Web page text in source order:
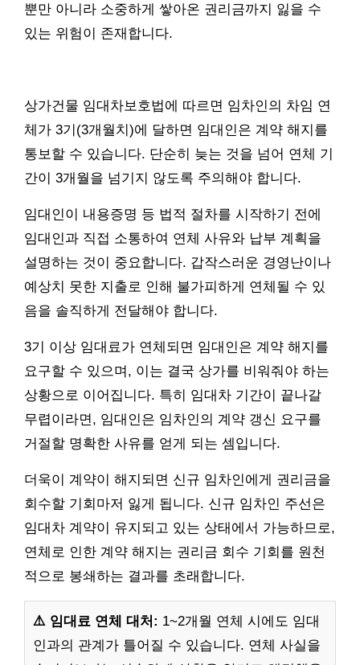
뿐만 아니라 소중하게 쌓아온 권리금까지 잃을 수
있는 위험이 존재합니다.
상가건물 임대차보호법에 따르면 임차인의 차임 연
체가 3기(3개월치)에 달하면 임대인은 계약 해지를
통보할 수 있습니다. 단순히 늦는 것을 넘어 연체 기
간이 3개월을 넘기지 않도록 주의해야 합니다.
임대인이 내용증명 등 법적 절차를 시작하기 전에
임대인과 직접 소통하여 연체 사유와 납부 계획을
설명하는 것이 중요합니다. 갑작스러운 경영난이나
예상치 못한 지출로 인해 불가피하게 연체될 수 있
음을 솔직하게 전달해야 합니다.
3기 이상 임대료가 연체되면 임대인은 계약 해지를
요구할 수 있으며, 이는 결국 상가를 비워줘야 하는
상황으로 이어집니다. 특히 임대차 기간이 끝나갈
무렵이라면, 임대인은 임차인의 계약 갱신 요구를
거절할 명확한 사유를 얻게 되는 셈입니다.
더욱이 계약이 해지되면 신규 임차인에게 권리금을
회수할 기회마저 잃게 됩니다. 신규 임차인 주선은
임대차 계약이 유지되고 있는 상태에서 가능하므로,
연체로 인한 계약 해지는 권리금 회수 기회를 원천
적으로 봉쇄하는 결과를 초래합니다.
⚠️ 임대료 연체 대처: 1~2개월 연체 시에도 임대
인과의 관계가 틀어질 수 있습니다. 연체 사실을